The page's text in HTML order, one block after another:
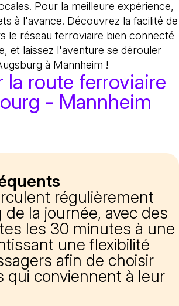
Pour la meilleure expérience,
à l'avance. Découvrez la facilité de
le réseau ferroviaire bien connecté
et laissez l'aventure se dérouler
à Mannheim !
la route ferroviaire
- Mannheim
régulièrement
la journée, avec des
les 30 minutes à une
une flexibilité
afin de choisir
qui conviennent à leur